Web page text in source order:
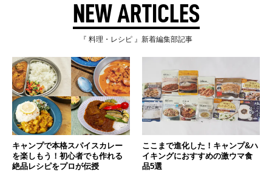
NEW ARTICLES
『 料理・レシピ 』新着編集部記事
キャンプで本格スパイスカレー
を楽しもう！初心者でも作れる
絶品レシピをプロが伝授
ここまで進化した！キャンプ&ハ
イキングにおすすめの激ウマ食
品5選